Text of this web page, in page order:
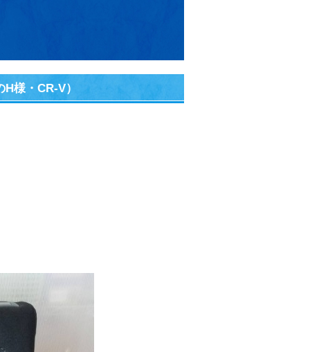
様・CR-V）